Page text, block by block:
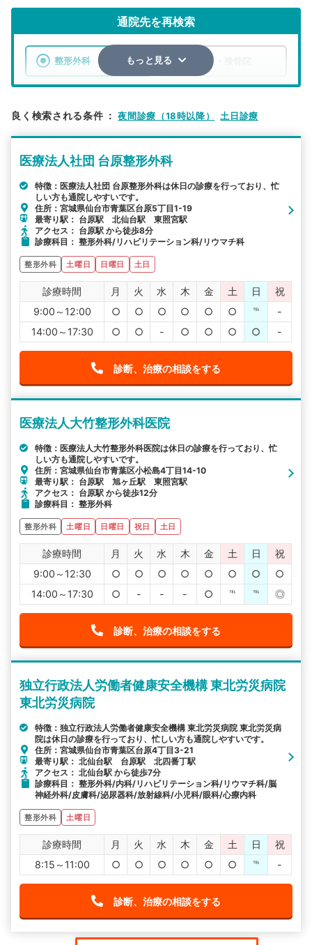
通院先を再検索
整形外科 整骨院・接骨院
検索する
詳細条件で絞り込む
その他の検索方法
駅から探す
もっと見る
良く検索される条件 ： 夜間診療（18時以降） 土日診療
医療法人社団 台原整形外科
特徴：医療法人社団 台原整形外科は休日の診療を行っており、忙
しい方も通院しやすいです。
住所：宮城県仙台市青葉区台原5丁目1-19
最寄り駅： 台原駅 北仙台駅 東照宮駅
アクセス： 台原駅 から徒歩8分
診療科目： 整形外科/リハビリテーション科/リウマチ科
整形外科 土曜日 日曜日 土日
診療時間 月 火 水 木 金 土 日
祝
9:00～12:00
○ ○ ○ ○ ○ ○ ℡
-
14:00～17:30
○ ○ - ○ ○ ○ ○ -
診断、治療の相談をする
医療法人大竹整形外科医院
特徴：医療法人大竹整形外科医院は休日の診療を行っており、忙
しい方も通院しやすいです。
住所：宮城県仙台市青葉区小松島4丁目14-10
最寄り駅： 台原駅 旭ヶ丘駅 東照宮駅
アクセス： 台原駅 から徒歩12分
診療科目： 整形外科
整形外科 土曜日 日曜日 祝日 土日
診療時間 月 火 水 木 金 土 日
祝
9:00～12:30
○ ○ ○ ○ ○ ○ ○
○
14:00～17:30
○ - - - ○ ℡ ℡ ◎
診断、治療の相談をする
独立行政法人労働者健康安全機構 東北労災病院
東北労災病院
特徴：独立行政法人労働者健康安全機構 東北労災病院 東北労災病
院は休日の診療を行っており、忙しい方も通院しやすいです。
住所：宮城県仙台市青葉区台原4丁目3-21
最寄り駅： 北仙台駅 台原駅 北四番丁駅
アクセス： 北仙台駅 から徒歩7分
診療科目： 整形外科/内科/リハビリテーション科/リウマチ科/脳
神経外科/皮膚科/泌尿器科/放射線科/小児科/眼科/心療内科
整形外科 土曜日
診療時間 月 火 水 木 金 土 日
祝
8:15～11:00
○ ○ ○ ○ ○ ○ ℡ -
診断、治療の相談をする